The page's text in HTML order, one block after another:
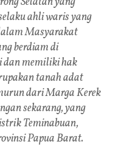
ahli waris yang
Masyarakat
berdiam di
dan memiliki hak
tanah adat
dari Marga Kerek
sekarang, yang
Teminabuan,
Papua Barat.